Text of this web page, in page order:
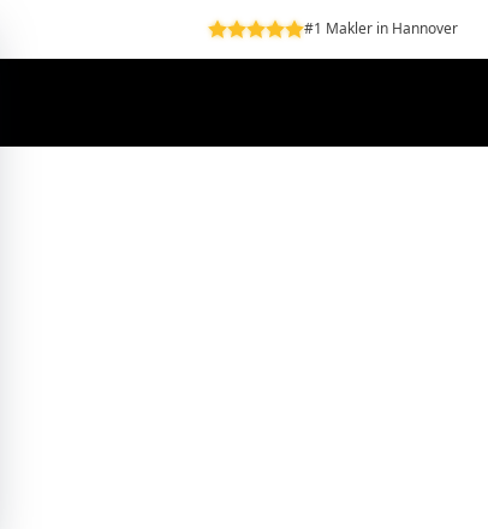
#1 Makler in Hannover